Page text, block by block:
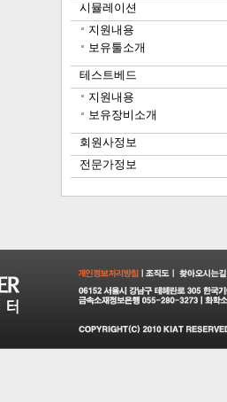
시뮬레이션
지원내용
보유툴소개
테스트베드
지원내용
보유장비소개
회원사정보
전문가정보